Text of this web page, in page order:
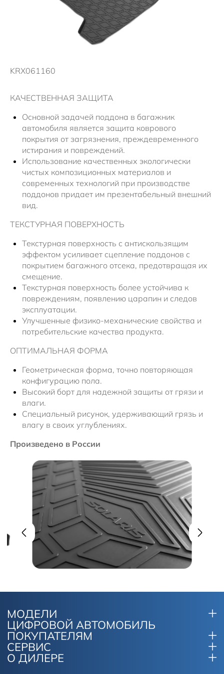
Новости
KRX061160
КАЧЕСТВЕННАЯ ЗАЩИТА
Основной задачей поддона в багажник
автомобиля является защита коврового
покрытия от загрязнения, преждевременного
истирания и повреждений.
Использование качественных экологически
чистых композиционных материалов и
современных технологий при производстве
поддонов придает им презентабельный внешний
вид.
ТЕКСТУРНАЯ ПОВЕРХНОСТЬ
Текстурная поверхность с антискользящим
эффектом усиливает сцепление поддонов с
покрытием багажного отсека, предотвращая их
смещение.
Текстурная поверхность более устойчива к
повреждениям, появлению царапин и следов
эксплуатации.
Улучшенные физико-механические свойства и
потребительские качества продукта.
ОПТИМАЛЬНАЯ ФОРМА
Геометрическая форма, точно повторяющая
конфигурацию пола.
Высокий борт для надежной защиты от грязи и
влаги.
Специальный рисунок, удерживающий грязь и
влагу в своих углублениях.
Произведено в России
МОДЕЛИ
ЦИФРОВОЙ АВТОМОБИЛЬ
ПОКУПАТЕЛЯМ
СЕРВИС
О ДИЛЕРЕ